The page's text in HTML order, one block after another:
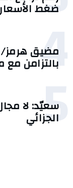
ضغط الأسعار
4
مضيق هرمز/
بالتزامن مع
5
سعيّد: لا
الجزائي